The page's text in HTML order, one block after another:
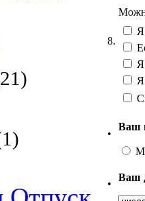
8.
Я
Я
•
Ваш
•
Ваш